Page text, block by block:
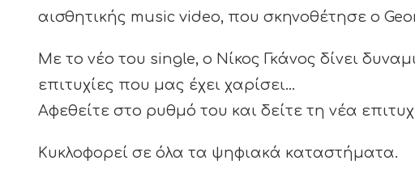
αισθητικής music video, που σκηνοθέτησε ο
Με το νέο του single, ο Νίκος Γκάνος δίνει
επιτυχίες που μας έχει χαρίσει…
Αφεθείτε στο ρυθμό του και δείτε τη νέα
Κυκλοφορεί σε όλα τα ψηφιακά καταστήματα.